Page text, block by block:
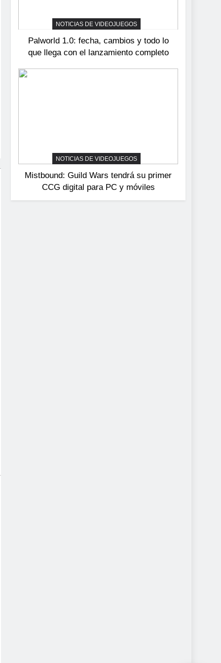
de la conducción
Series X|S y PC
NOTICIAS DE VIDEOJUEGOS
NOTICIAS DE VIDEOJUEGOS
Palworld 1.0: fecha, cambios y todo lo
que llega con el lanzamiento completo
NOTICIAS DE VIDEOJUEGOS
Mistbound: Guild Wars tendrá su primer
CCG digital para PC y móviles